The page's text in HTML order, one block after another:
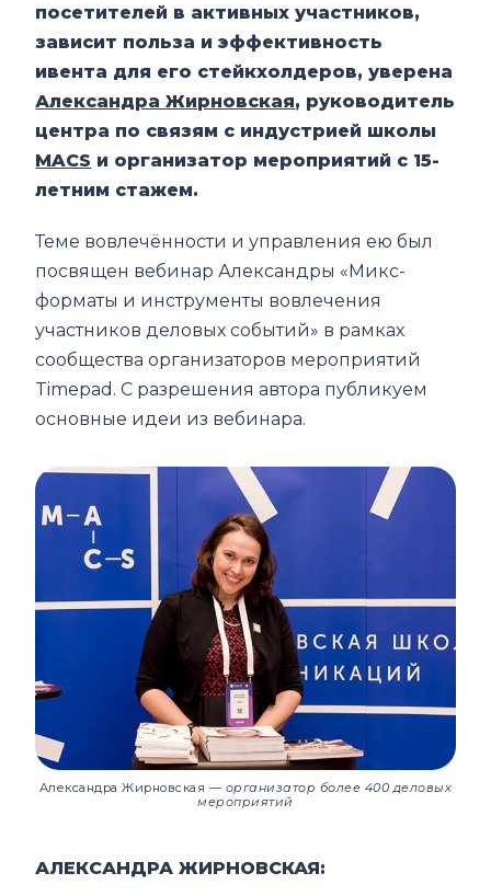
посетителей в активных участников,
зависит польза и эффективность
ивента для его стейкхолдеров, уверена
Александра Жирновская, руководитель
центра по связям с индустрией школы
MACS и организатор мероприятий с 15-
летним стажем.
Теме вовлечённости и управления ею был
посвящен вебинар Александры «Микс-
форматы и инструменты вовлечения
участников деловых событий» в рамках
сообщества организаторов мероприятий
Timepad. С разрешения автора публикуем
основные идеи из вебинара.
Александра Жирновская — организатор более 400 деловых
мероприятий
АЛЕКСАНДРА ЖИРНОВСКАЯ: